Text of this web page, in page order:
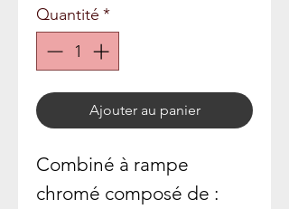
Quantité *
Ajouter au panier
Combiné à rampe
chromé composé de :